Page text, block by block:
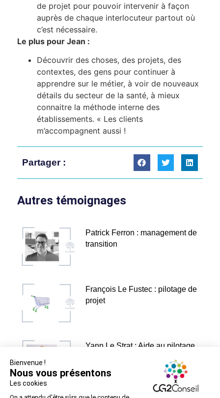
de projet pour pouvoir intervenir à façon
auprès de chaque interlocuteur partout où
c’est nécessaire.
Le plus pour Jean :
Découvrir des choses, des projets, des
contextes, des gens pour continuer à
apprendre sur le métier, à voir de nouveaux
détails du secteur de la santé, à mieux
connaitre la méthode interne des
établissements. « Les clients
m’accompagnent aussi !
Partager :
Autres témoignages
Patrick Ferron : management de
transition
François Le Fustec : pilotage de
projet
Yann Le Strat : Aide au pilotage